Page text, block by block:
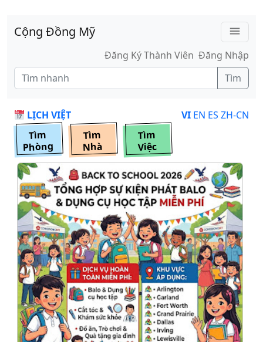
Cộng Đồng Mỹ
menu
Đăng Ký Thành Viên Đăng Nhập
Tìm
LỊCH VIỆT VI EN ES ZH-CN
Tìm
Phòng
Tìm
Nhà
Tìm
Việc